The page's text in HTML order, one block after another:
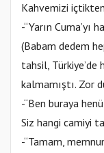
Kahvemizi
-“Yarın Cuma’yı
(Babam dedem
tahsil, Türkiye’de
kalmamıştı. Zor
-“Ben buraya
Siz hangi camiyi
-“Tamam,